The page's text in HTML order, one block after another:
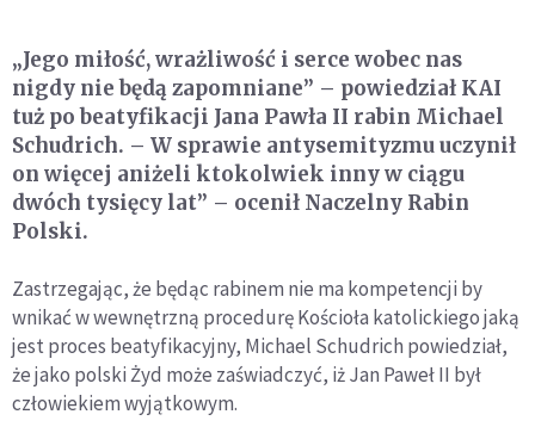
„Jego miłość, wrażliwość i serce wobec nas
nigdy nie będą zapomniane” – powiedział KAI
tuż po beatyfikacji Jana Pawła II rabin Michael
Schudrich. – W sprawie antysemityzmu uczynił
on więcej aniżeli ktokolwiek inny w ciągu
dwóch tysięcy lat” – ocenił Naczelny Rabin
Polski.
Zastrzegając, że będąc rabinem nie ma kompetencji by
wnikać w wewnętrzną procedurę Kościoła katolickiego jaką
jest proces beatyfikacyjny, Michael Schudrich powiedział,
że jako polski Żyd może zaświadczyć, iż Jan Paweł II był
człowiekiem wyjątkowym.